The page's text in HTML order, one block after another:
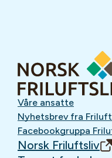
Våre ansatte
Nyhetsbrev fra
Facebookgruppa
Norsk Friluftsliv